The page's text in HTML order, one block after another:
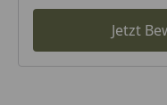
Jetzt